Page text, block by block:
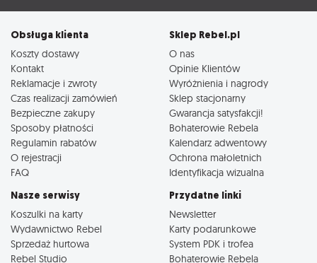
Obsługa klienta
Koszty dostawy
Kontakt
Reklamacje i zwroty
Czas realizacji zamówień
Bezpieczne zakupy
Sposoby płatności
Regulamin rabatów
O rejestracji
FAQ
Sklep Rebel.pl
O nas
Opinie Klientów
Wyróżnienia i nagrody
Sklep stacjonarny
Gwarancja satysfakcji!
Bohaterowie Rebela
Kalendarz adwentowy
Ochrona małoletnich
Identyfikacja wizualna
Nasze serwisy
Koszulki na karty
Wydawnictwo Rebel
Sprzedaż hurtowa
Rebel Studio
Przydatne linki
Newsletter
Karty podarunkowe
System PDK i trofea
Bohaterowie Rebela